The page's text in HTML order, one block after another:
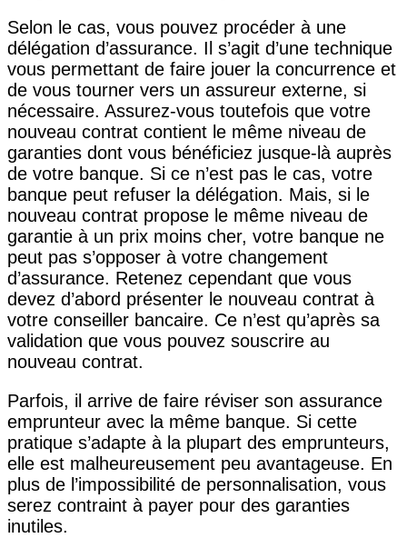
Selon le cas, vous pouvez procéder à une
délégation d’assurance. Il s’agit d’une technique
vous permettant de faire jouer la concurrence et
de vous tourner vers un assureur externe, si
nécessaire. Assurez-vous toutefois que votre
nouveau contrat contient le même niveau de
garanties dont vous bénéficiez jusque-là auprès
de votre banque. Si ce n’est pas le cas, votre
banque peut refuser la délégation. Mais, si le
nouveau contrat propose le même niveau de
garantie à un prix moins cher, votre banque ne
peut pas s’opposer à votre changement
d’assurance. Retenez cependant que vous
devez d’abord présenter le nouveau contrat à
votre conseiller bancaire. Ce n’est qu’après sa
validation que vous pouvez souscrire au
nouveau contrat.
Parfois, il arrive de faire réviser son assurance
emprunteur avec la même banque. Si cette
pratique s’adapte à la plupart des emprunteurs,
elle est malheureusement peu avantageuse. En
plus de l’impossibilité de personnalisation, vous
serez contraint à payer pour des garanties
inutiles.